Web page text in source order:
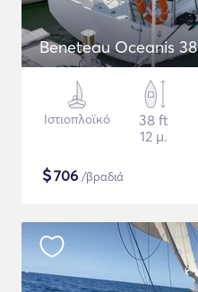
Beneteau Oceanis 38
Ιστιοπλοϊκό
38 ft
12 μ.
$706 /βραδιά